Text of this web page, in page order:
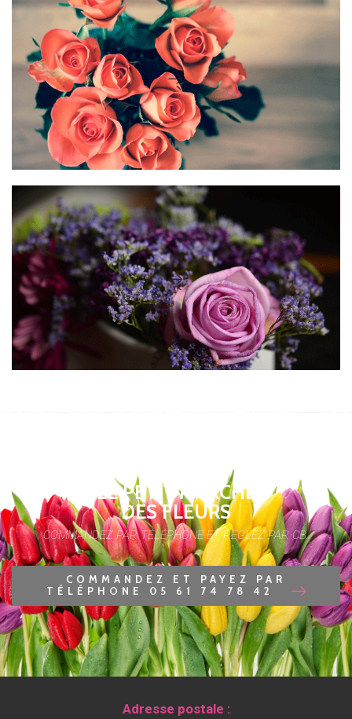
LE PETIT MARCHÉ
DES FLEURS
COMMANDEZ PAR TÉLÉPHONE ET RÉGLEZ PAR CB.
COMMANDEZ ET PAYEZ PAR
TÉLÉPHONE 05 61 74 78 42
Adresse postale :